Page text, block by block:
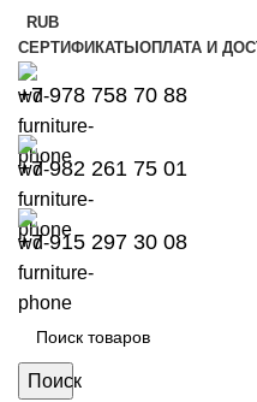
RUB
СЕРТИФИКАТЫОПЛАТА И
+7 978 758 70 88
+7 982 261 75 01
+7 915 297 30 08
Поиск